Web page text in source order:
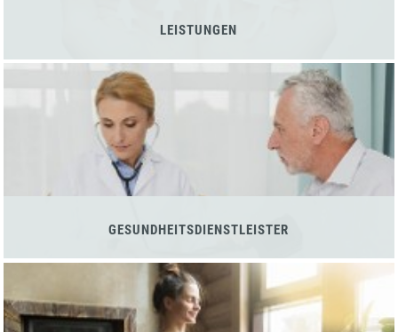
LEISTUNGEN
GESUNDHEITSDIENSTLEISTER